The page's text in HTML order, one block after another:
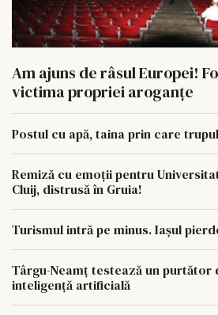
Am ajuns de râsul Europei!
victima propriei aroganțe
Postul cu apă, taina prin care
Remiză cu emoții pentru
Cluij, distrusă în Gruia!
Turismul intră pe minus. Iașul
Târgu-Neamț testează un purtător
inteligență artificială